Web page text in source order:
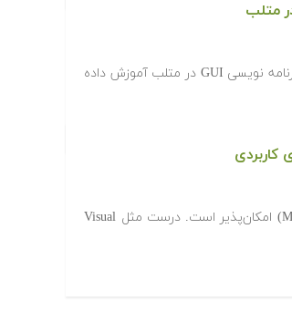
در این مقاله چگونگی ساخت و ایجاد یک ماشین حساب با برنامه نویسی GUI در متلب آموزش داده
کاربردی
بر خلاف تصور، ایجاد رابط گرافیکی ساده در متلب (MATLAB) امکان‌پذیر است. درست مثل Visual